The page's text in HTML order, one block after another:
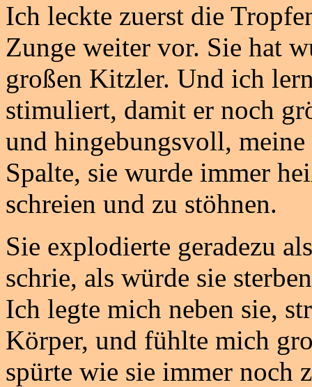
Ich leckte zuerst die
Zunge weiter vor. Sie hat
großen Kitzler. Und ich
stimuliert, damit er noch
und hingebungsvoll,
Spalte, sie wurde immer
schreien und zu stöhnen.
Sie explodierte geradezu
schrie, als würde sie
Ich legte mich neben sie,
Körper, und fühlte mich
spürte wie sie immer noch